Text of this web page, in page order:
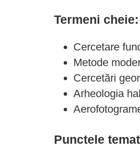
Termeni cheie:
Cercetare
Metode
Cercetări
Arheologia
Punctele